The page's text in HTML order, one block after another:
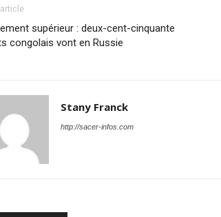
supérieur : deux-cent-cinquante
congolais vont en Russie
Stany Franck
http://sacer-infos.com